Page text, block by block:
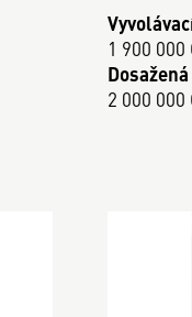
1 900
2 000 000